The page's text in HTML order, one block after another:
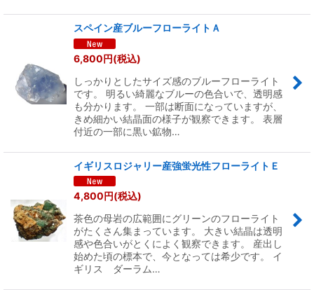
スペイン産ブルーフローライトＡ
6,800円(税込)
しっかりとしたサイズ感のブルーフローライト
です。 明るい綺麗なブルーの色合いで、透明感
も分かります。 一部は断面になっていますが、
きめ細かい結晶面の様子が観察できます。 表層
付近の一部に黒い鉱物…
イギリスロジャリー産強蛍光性フローライトＥ
4,800円(税込)
茶色の母岩の広範囲にグリーンのフローライト
がたくさん集まっています。 大きい結晶は透明
感や色合いがとくによく観察できます。 産出し
始めた頃の標本で、今となっては希少です。 イ
ギリス ダーラム…